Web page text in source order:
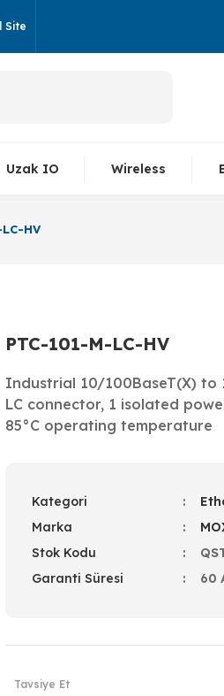
Site
Uzak IO Wireless
HV
PTC-101-M-LC-HV
Industrial 10/100BaseT(X) to
LC connector, 1 isolated
85°C operating temperature
Kategori
Marka
Stok Kodu
Garanti Süresi
60
Tavsiye Et